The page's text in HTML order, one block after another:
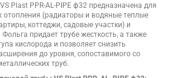
Plast PPR-AL-PIPE ф32 предназначена для
отопления (радиаторы и водяные теплые
коттеджи, садовые участки) и
придает трубе жесткость, а также
кислорода и позволяет снизить
до уровня, сопоставимого со
труб.